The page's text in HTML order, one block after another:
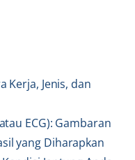
Kerja, Jenis, dan
ECG): Gambaran
yang Diharapkan